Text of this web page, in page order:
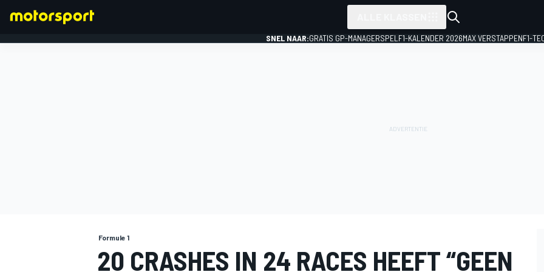
SNEL NAAR:GRATIS GP-MANAGERSPEL F1-KALENDER 2026MAX VERSTAPPENF1-
Formule 1
20 CRASHES IN 24 RACES HEEFT “GEEN